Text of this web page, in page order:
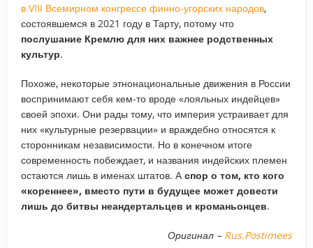
в VIII Всемирном конгрессе финно-угорских народов,
состоявшемся в 2021 году в Тарту, потому что
послушание Кремлю для них важнее родственных
культур.
Похоже, некоторые этнонациональные движения в России
воспринимают себя кем-то вроде «лояльных индейцев»
своей эпохи. Они рады тому, что империя устраивает для
них «культурные резервации» и враждебно относятся к
сторонникам независимости. Но в конечном итоге
современность побеждает, и названия индейских племен
остаются лишь в именах штатов. Аспор о том, кто кого
«кореннее», вместо пути в будущее может довести
лишь до битвы неандертальцев и кроманьонцев.
Оригинал – Rus.Postimees